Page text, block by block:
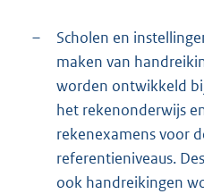
–
Scholen en
maken van
worden ontwikkeld
het rekenonderwijs
rekenexamens voor
referentieniveaus.
ook handreikingen